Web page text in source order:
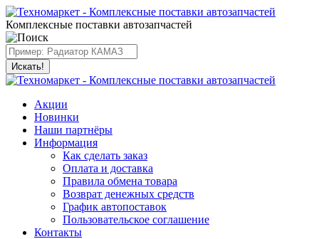
Комплексные поставки автозапчастей
Искать!
Акции
Новинки
Наши партнёры
Информация
Как сделать заказ
Оплата и доставка
Правила обмена товара
Возврат денежных средств
График автопоставок
Пользовательское соглашение
Контакты